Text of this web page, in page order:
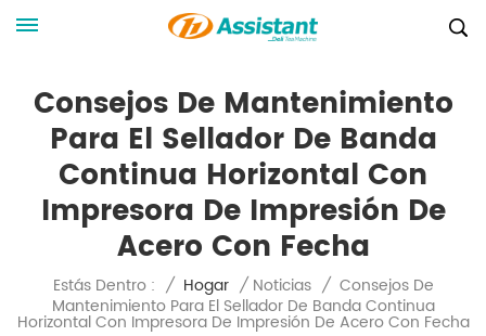
Consejos De Mantenimiento
Para El Sellador De Banda
Continua Horizontal Con
Impresora De Impresión De
Acero Con Fecha
Estás Dentro : / Hogar / Noticias / Consejos De
Mantenimiento Para El Sellador De Banda Continua
Horizontal Con Impresora De Impresión De Acero Con Fecha